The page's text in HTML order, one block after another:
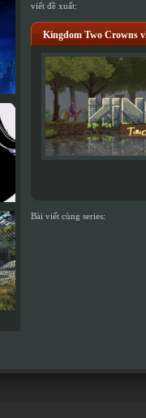
viết đề xuất:
Kingdom Two Crowns
Bài viết cùng series: